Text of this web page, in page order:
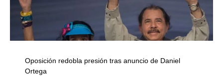
Oposición redobla presión tras anuncio de Daniel
Ortega